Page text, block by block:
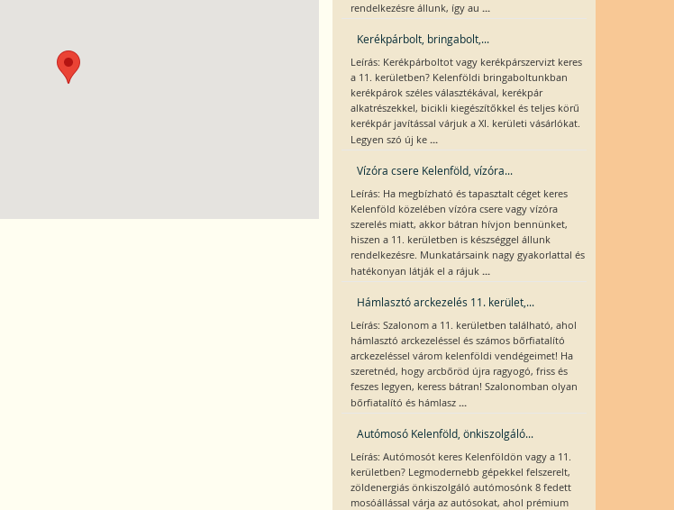
rendelkezésre állunk, így au ...
Kerékpárbolt, bringabolt,...
Leírás: Kerékpárboltot vagy kerékpárszervizt keres
a 11. kerületben? Kelenföldi bringaboltunkban
kerékpárok széles választékával, kerékpár
alkatrészekkel, bicikli kiegészítőkkel és teljes körű
kerékpár javítással várjuk a XI. kerületi vásárlókat.
Legyen szó új ke ...
Vízóra csere Kelenföld, vízóra...
Leírás: Ha megbízható és tapasztalt céget keres
Kelenföld közelében vízóra csere vagy vízóra
szerelés miatt, akkor bátran hívjon bennünket,
hiszen a 11. kerületben is készséggel állunk
rendelkezésre. Munkatársaink nagy gyakorlattal és
hatékonyan látják el a rájuk ...
Hámlasztó arckezelés 11. kerület,...
Leírás: Szalonom a 11. kerületben található, ahol
hámlasztó arckezeléssel és számos bőrfiatalító
arckezeléssel várom kelenföldi vendégeimet! Ha
szeretnéd, hogy arcbőröd újra ragyogó, friss és
feszes legyen, keress bátran! Szalonomban olyan
bőrfiatalító és hámlasz ...
Autómosó Kelenföld, önkiszolgáló...
Leírás: Autómosót keres Kelenföldön vagy a 11.
kerületben? Legmodernebb gépekkel felszerelt,
zöldenergiás önkiszolgáló autómosónk 8 fedett
mosóállással várja az autósokat, ahol prémium